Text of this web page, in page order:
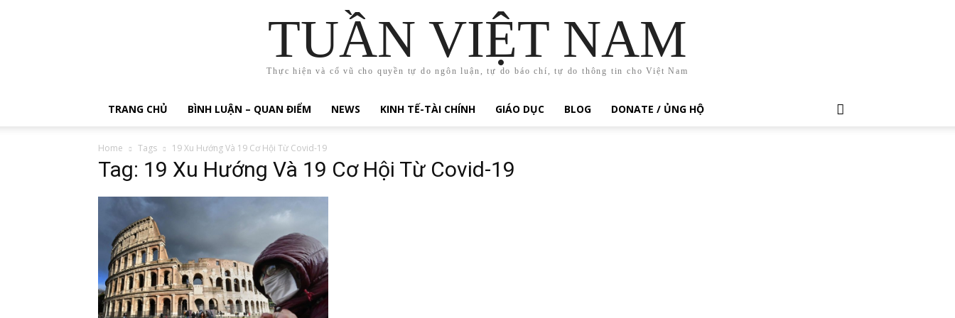
TUẦN VIỆT NAM
Thực hiện và cổ vũ cho quyền tự do ngôn luận, tự do báo chí, tự do thông tin cho Việt Nam
TRANG CHỦ BÌNH LUẬN – QUAN ĐIỂM NEWS KINH TẾ-TÀI CHÍNH GIÁO DỤC BLOG DONATE / ỦNG HỘ
Home Tags 19 Xu Hướng Và 19 Cơ Hội Từ Covid-19
Tag: 19 Xu Hướng Và 19 Cơ Hội Từ Covid-19